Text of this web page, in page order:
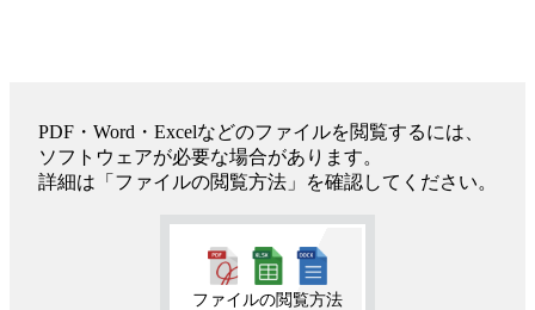
PDF・Word・Excelなどのファイルを閲覧するには、
ソフトウェアが必要な場合があります。
詳細は「ファイルの閲覧方法」を確認してください。
ファイルの閲覧方法